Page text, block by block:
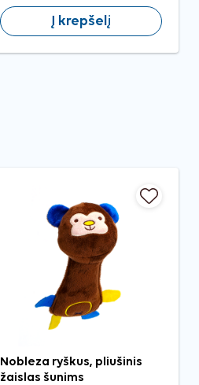
Į krepšelį
Nobleza ryškus, pliušinis
žaislas šunims